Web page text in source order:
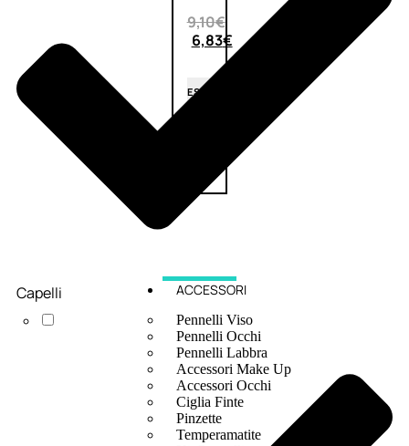
9,10€
6,83€
ESAURITO
ACCESSORI
Pennelli Viso
Pennelli Occhi
Pennelli Labbra
Accessori Make Up
Accessori Occhi
Ciglia Finte
Pinzette
Temperamatite
Capelli